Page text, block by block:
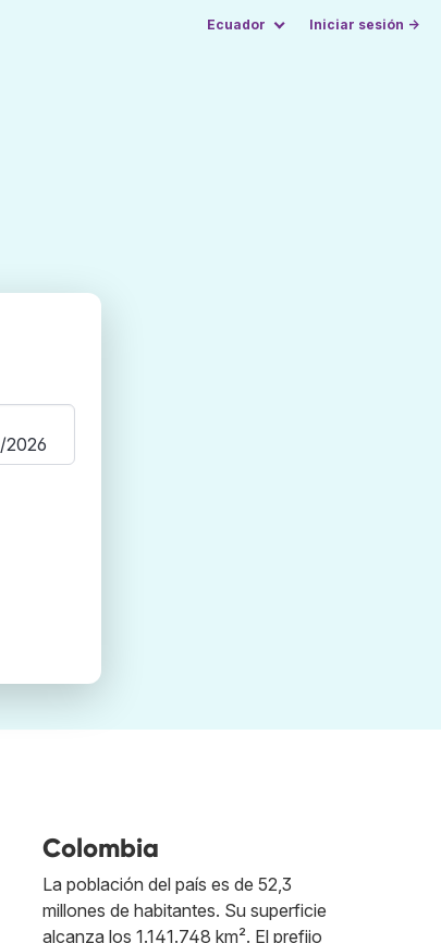
Ecuador Iniciar sesión →
Colombia
La población del país es de 52,3
millones de habitantes. Su superficie
alcanza los 1.141.748 km². El prefijo